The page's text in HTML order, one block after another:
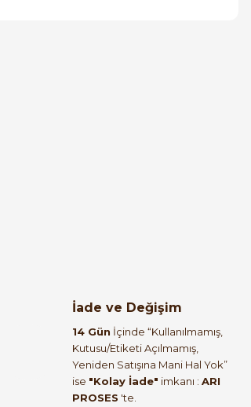
İade ve Değişim
14 Gün İçinde “Kullanılmamış,
Kutusu/Etiketi Açılmamış,
Yeniden Satışına Mani Hal Yok”
ise "Kolay İade" imkanı : ARI
PROSES 'te.